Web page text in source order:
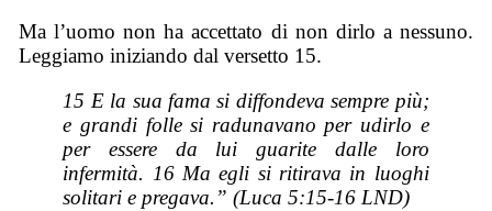
Ma l’uomo non ha accettato di non dirlo a nessuno.
Leggiamo iniziando dal versetto 15.
15 E la sua fama si diffondeva sempre più;
e grandi folle si radunavano per udirlo e
per essere da lui guarite dalle loro
infermità. 16 Ma egli si ritirava in luoghi
solitari e pregava.” (Luca 5:15-16 LND)